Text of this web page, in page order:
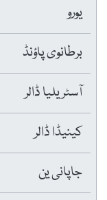
یورو
برطانوی پاؤنڈ
آسٹریلیا ڈالر
کینیڈا ڈالر
جاپانی ین